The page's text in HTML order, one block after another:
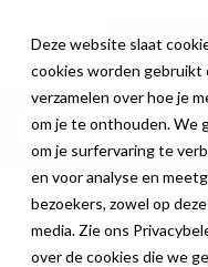
Deze website slaat
cookies worden gebruikt
verzamelen over hoe je
om je te onthouden. We
om je surfervaring te
en voor analyse en
bezoekers, zowel op
media. Zie ons
over de cookies die we